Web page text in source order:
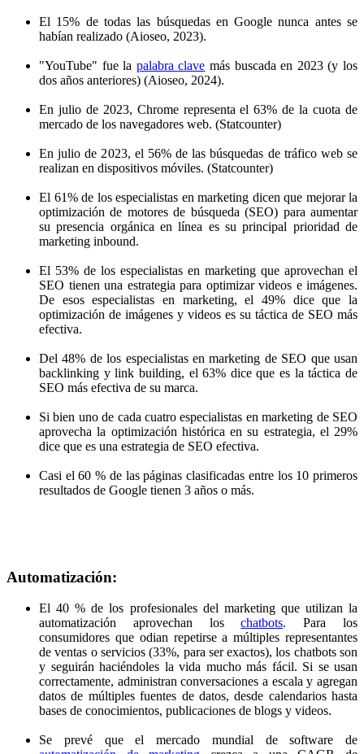
El 15% de todas las búsquedas en Google nunca antes se
habían realizado (Aioseo, 2023).
"YouTube" fue la palabra clave más buscada en 2023 (y los
dos años anteriores) (Aioseo, 2024).
En julio de 2023, Chrome representa el 63% de la cuota de
mercado de los navegadores web. (Statcounter)
En julio de 2023, el 56% de las búsquedas de tráfico web se
realizan en dispositivos móviles. (Statcounter)
El 61% de los especialistas en marketing dicen que mejorar la
optimización de motores de búsqueda (SEO) para aumentar
su presencia orgánica en línea es su principal prioridad de
marketing inbound.
El 53% de los especialistas en marketing que aprovechan el
SEO tienen una estrategia para optimizar videos e imágenes.
De esos especialistas en marketing, el 49% dice que la
optimización de imágenes y videos es su táctica de SEO más
efectiva.
Del 48% de los especialistas en marketing de SEO que usan
backlinking y link building, el 63% dice que es la táctica de
SEO más efectiva de su marca.
Si bien uno de cada cuatro especialistas en marketing de SEO
aprovecha la optimización histórica en su estrategia, el 29%
dice que es una estrategia de SEO efectiva.
Casi el 60 % de las páginas clasificadas entre los 10 primeros
resultados de Google tienen 3 años o más.
Automatización:
El 40 % de los profesionales del marketing que utilizan la
automatización aprovechan loschatbots. Para los
consumidores que odian repetirse a múltiples representantes
de ventas o servicios (33%, para ser exactos), los chatbots son
y seguirán haciéndoles la vida mucho más fácil. Si se usan
correctamente, administran conversaciones a escala y agregan
datos de múltiples fuentes de datos, desde calendarios hasta
bases de conocimientos, publicaciones de blogs y videos.
Se prevé que el mercado mundial de software de